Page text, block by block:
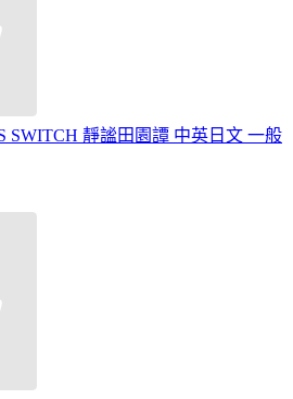
SWITCH 靜謐田園譚 中英日文 一般